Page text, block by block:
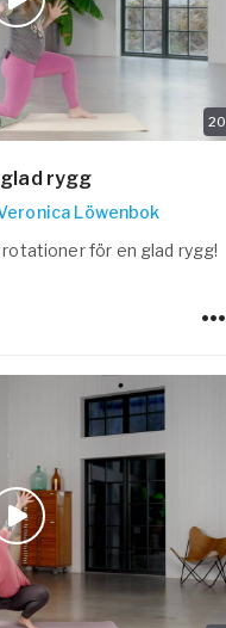
20
rygg
Löwenbok
för en glad rygg!